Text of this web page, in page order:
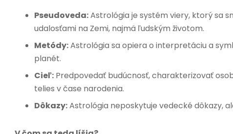
Pseudoveda:Astrológia je systém viery, ktorý sa
udalosťami na Zemi, najmä ľudským životom.
Metódy:Astrológia sa opiera o interpretáciu a
planét.
Cieľ: Predpovedať budúcnosť, charakterizovať
telies v čase narodenia.
Dôkazy:Astrológia neposkytuje vedecké dôkazy,